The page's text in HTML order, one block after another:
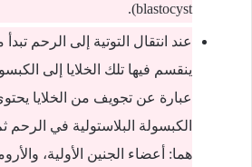
blastocyst).
عند انتقال التوتية إلى الرحم
ينقسم فيها تلك الخلايا إلى
عبارة عن تجويف من الخلايا
الكبسولة البلاستولية في الرحم
هما: أعضاء الجنين الأولية،